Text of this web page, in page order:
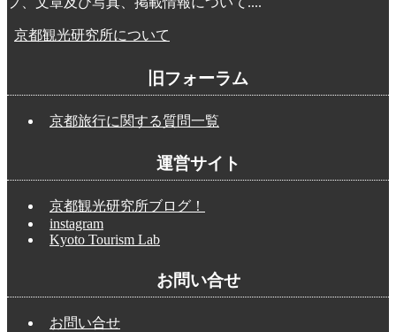
京都観光研究所について
旧フォーラム
京都旅行に関する質問一覧
運営サイト
京都観光研究所ブログ！
instagram
Kyoto Tourism Lab
お問い合せ
お問い合せ